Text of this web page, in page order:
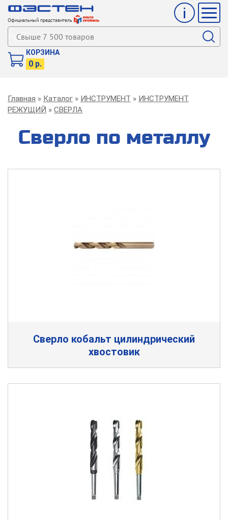
Официальный представитель
Инфо
Поиск
КОРЗИНА
0 р.
Строка
навигации
Главная Каталог ИНСТРУМЕНТ
ИНСТРУМЕНТ
РЕЖУЩИЙ
СВЕРЛА
Сверло по металлу
Сверло кобальт цилиндрический
хвостовик